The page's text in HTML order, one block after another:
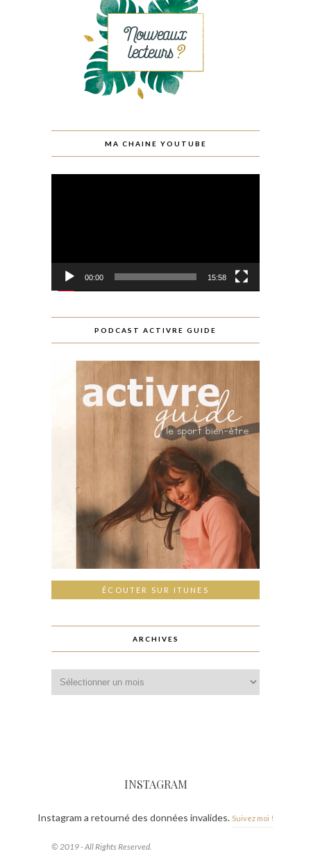
MA CHAINE YOUTUBE
00:00 15:58
PODCAST ACTIVRE GUIDE
ÉCOUTER SUR ITUNES
ARCHIVES
INSTAGRAM
Instagram a retourné des données invalides. Suivez moi !
© 2019 - All Rights Reserved.